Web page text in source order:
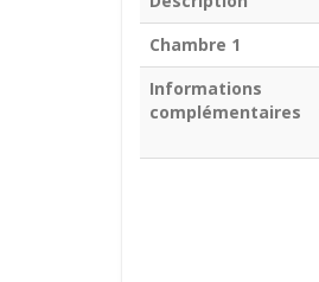
Chambre 1
Informations
complémentaires